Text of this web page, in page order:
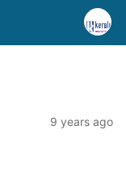
9 years ago